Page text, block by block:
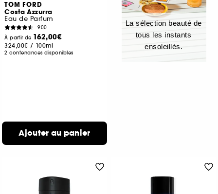
TOM FORD
Costa Azzurra
Eau de Parfum
900
À partir de 162,00€
324,00€ / 100ml
2 contenances disponibles
Ajouter au panier
La sélection beauté de
tous les instants
ensoleillés.